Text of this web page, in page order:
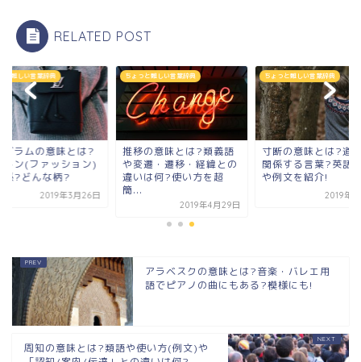
RELATED POST
と難しい言葉辞典
グラムの意味とは?
トン(ファッション)
係?どんな柄?
2019年3月26日
ちょっと難しい言葉辞典
推移の意味とは?類義語
や変遷・遷移・経緯との
違いは何?使い方を超
簡...
2019年4月29日
ちょっと難しい言葉辞典
寸断の意味とは?道
関係する言葉?英語
や例文を紹介!
2019年6
アラベスクの意味とは?音楽・バレエ用
語でピアノの曲にもある?模様にも!
周知の意味とは?類語や使い方(例文)や